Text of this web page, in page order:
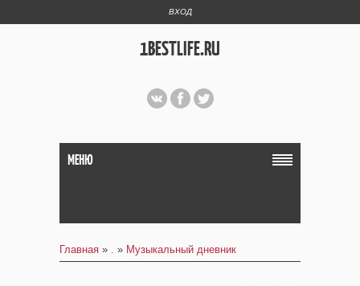
ВХОД
1BESTLIFE.RU
МЕНЮ
Главная » . » Музыкальный дневник